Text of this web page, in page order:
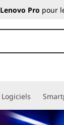
Lenovo Pro pour
Logiciels